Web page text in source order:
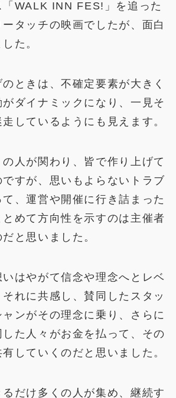
「WALK INN FES!」を追った
ータッチの映画でしたが、面白
た。
ときは、不確定要素が大きく
ダイナミックになり、一見そ
しているようにも見えます。
人が関わり、皆で作り上げて
すが、思いもよらないトラブ
、運営や開催に行き詰まった
とめて方向性を示すのは主催者
と思いました。
はやがて信念や理念へとレベ
れに共感し、賛同したスタッ
ンがその理念に乗り、さらに
た人々がお金を払って、その
していくのだと思いました。
だけ多くの人が集め、継続す